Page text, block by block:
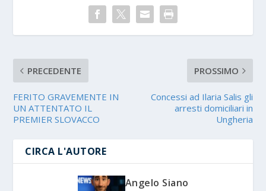
PRECEDENTE
FERITO GRAVEMENTE IN
UN ATTENTATO IL
PREMIER SLOVACCO
PROSSIMO
Concessi ad Ilaria Salis gli
arresti domiciliari in
Ungheria
CIRCA L'AUTORE
Angelo Siano